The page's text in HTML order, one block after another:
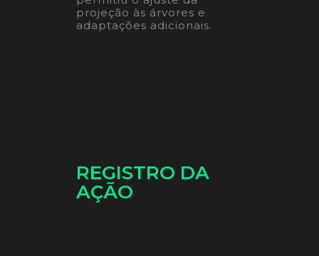
projeção às árvores e
adaptações adicionais.
REGISTRO DA
AÇÃO